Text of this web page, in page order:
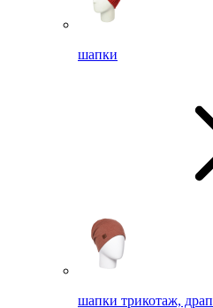
шапки
шапки трикотаж, драп